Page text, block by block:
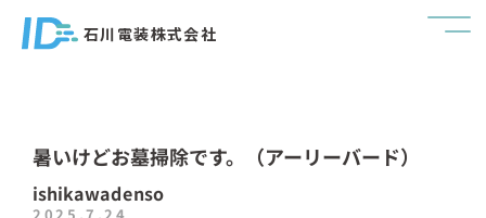
石川電装株式会社
暑いけどお墓掃除です。（アーリーバード）
ishikawadenso
2025.7.24